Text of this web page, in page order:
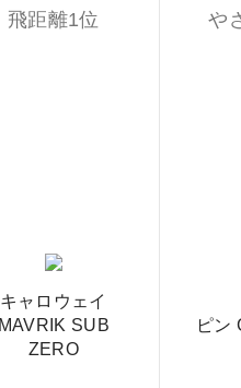
飛距離1位
キャロウェイ
MAVRIK SUB
ZERO
や
ピン